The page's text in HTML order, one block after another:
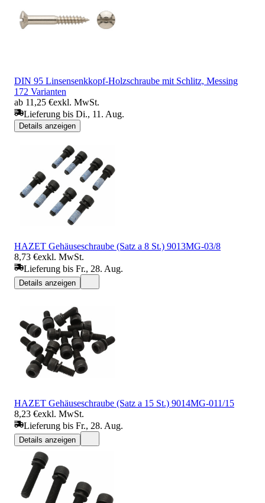
DIN 95 Linsensenkkopf-Holzschraube mit Schlitz, Messing
172 Varianten
ab 11,25 €exkl. MwSt.
Lieferung bis Di., 11. Aug.
Details anzeigen
HAZET Gehäuseschraube (Satz a 8 St.) 9013MG-03/8
8,73 €exkl. MwSt.
Lieferung bis Fr., 28. Aug.
Details anzeigen
HAZET Gehäuseschraube (Satz a 15 St.) 9014MG-011/15
8,23 €exkl. MwSt.
Lieferung bis Fr., 28. Aug.
Details anzeigen